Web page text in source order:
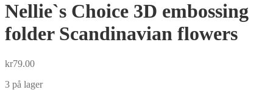
Nellie`s Choice 3D embossing
folder Scandinavian flowers
kr79.00
3 på lager